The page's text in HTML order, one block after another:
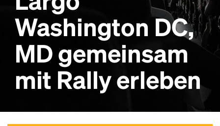
Washington DC,
MD gemeinsam
mit Rally erleben